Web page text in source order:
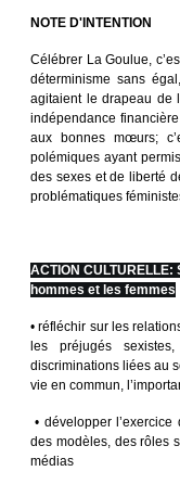
NOTE D'INTENTION
Célébrer La Goulue,
déterminisme sans
agitaient le drapeau de
indépendance
aux bonnes mœurs;
polémiques ayant
des sexes et de liberté
problématiques
ACTION
hommes et les femmes
• réfléchir sur les
les préjugés
discriminations liées au
vie en commun,
• développer l’exercice
des modèles, des rôles
médias